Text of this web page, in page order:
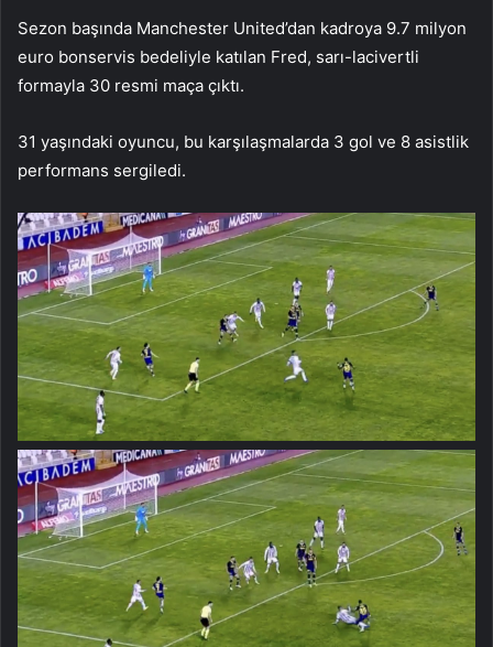
Sezon başında Manchester United’dan kadroya 9.7 milyon
euro bonservis bedeliyle katılan Fred, sarı-lacivertli
formayla 30 resmi maça çıktı.
31 yaşındaki oyuncu, bu karşılaşmalarda 3 gol ve 8 asistlik
performans sergiledi.